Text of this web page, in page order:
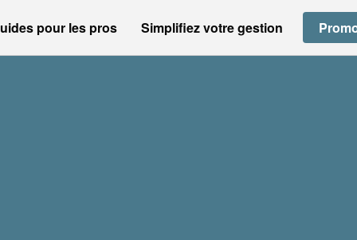
pour les pros Simplifiez votre gestion